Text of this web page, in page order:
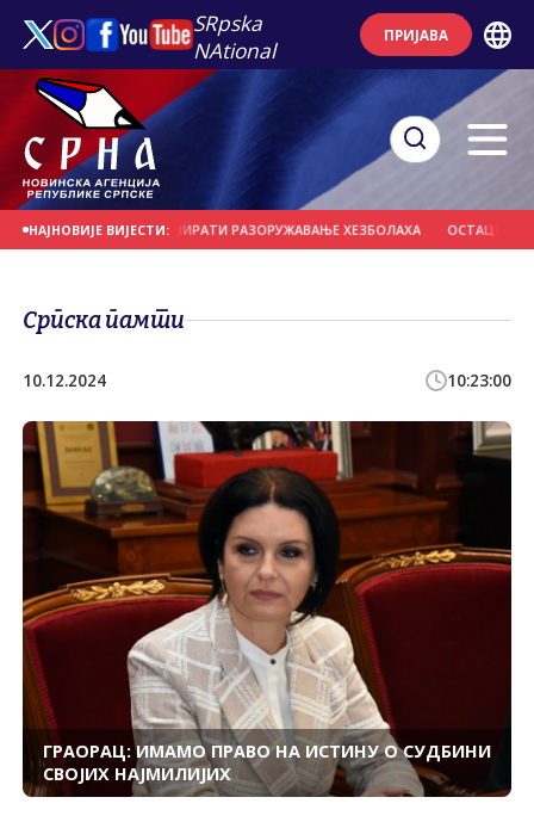
SRpska
NAtional
ПРИЈАВА
НАЈНОВИЈЕ ВИЈЕСТИ:
БИ МОГЛЕ НАДЗИРАТИ РАЗОРУЖАВАЊЕ ХЕЗБОЛАХА ОСТАЦИ
Српска памти
10.12.2024 10:23:00
ГРАОРАЦ: ИМАМО ПРАВО НА ИСТИНУ О СУДБИНИ
СВОЈИХ НАЈМИЛИЈИХ